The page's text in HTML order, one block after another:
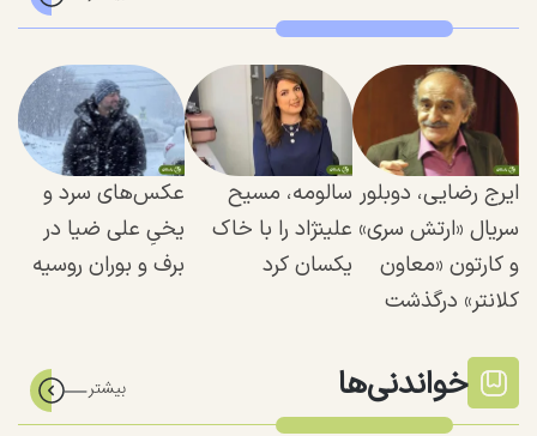
ایرج رضایی، دوبلور
سریال «ارتش سری»
و کارتون «معاون
کلانتر» درگذشت
سالومه، مسیح
علینژاد را با خاک
یکسان کرد
عکس‌‌های سرد و
یخیِ علی ضیا در
برف و بوران روسیه
خواندنی‌ها